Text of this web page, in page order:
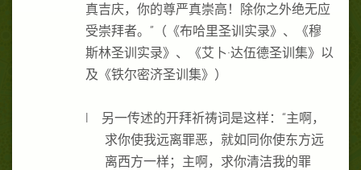
真吉庆，你的尊严真崇高！除你之外绝无应
受崇拜者。”（《布哈里圣训实录》、《穆
斯林圣训实录》、《艾卜·达伍德圣训集》以
及《铁尔密济圣训集》）
l
另一传述的开拜祈祷词是这样：“主啊，
求你使我远离罪恶，就如同你使东方远
离西方一样；主啊，求你清洁我的罪